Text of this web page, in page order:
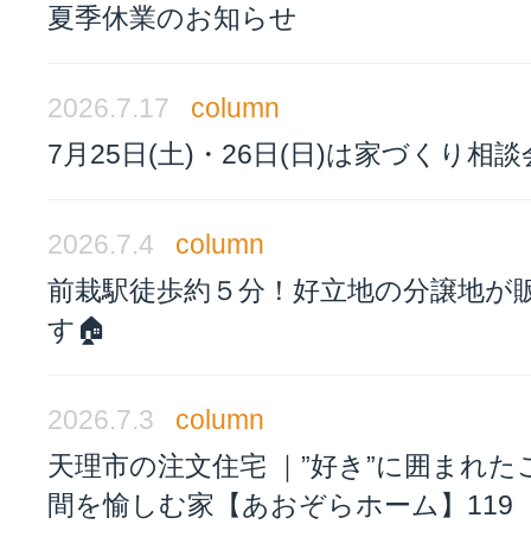
夏季休業のお知らせ
2026.7.17
column
7月25日(土)・26日(日)は家づくり相談
2026.7.4
column
前栽駅徒歩約５分！好立地の分譲地が
す🏠
2026.7.3
column
天理市の注文住宅 ｜”好き”に囲まれた
間を愉しむ家【あおぞらホーム】119